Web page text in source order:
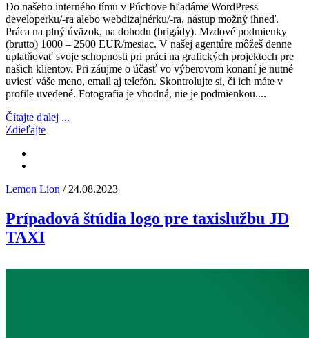
Do našeho interného tímu v Púchove hľadáme WordPress
developerku/-ra alebo webdizajnérku/-ra, nástup možný ihneď.
Práca na plný úväzok, na dohodu (brigády). Mzdové podmienky
(brutto) 1000 – 2500 EUR/mesiac. V našej agentúre môžeš denne
uplatňovať svoje schopnosti pri práci na grafických projektoch pre
našich klientov. Pri záujme o účasť vo výberovom konaní je nutné
uviesť váše meno, email aj telefón. Skontrolujte si, či ich máte v
profile uvedené. Fotografia je vhodná, nie je podmienkou....
Čítajte ďalej ...
Zdieľajte
Lemon Lion / 24.08.2023
Prípadová štúdia logo pre taxislužbu JD
TAXI